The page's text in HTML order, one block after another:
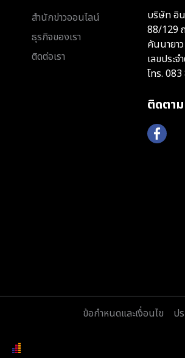
สำนักข่าวออนไลน์
ธุรกิจของเรา
ติดต่อเรา
บริษัท อิน
88/129
คันนายา
เลขประ
โทร. 083
ติดตาม
ข้อกำหนดและเงื่อนไข ป